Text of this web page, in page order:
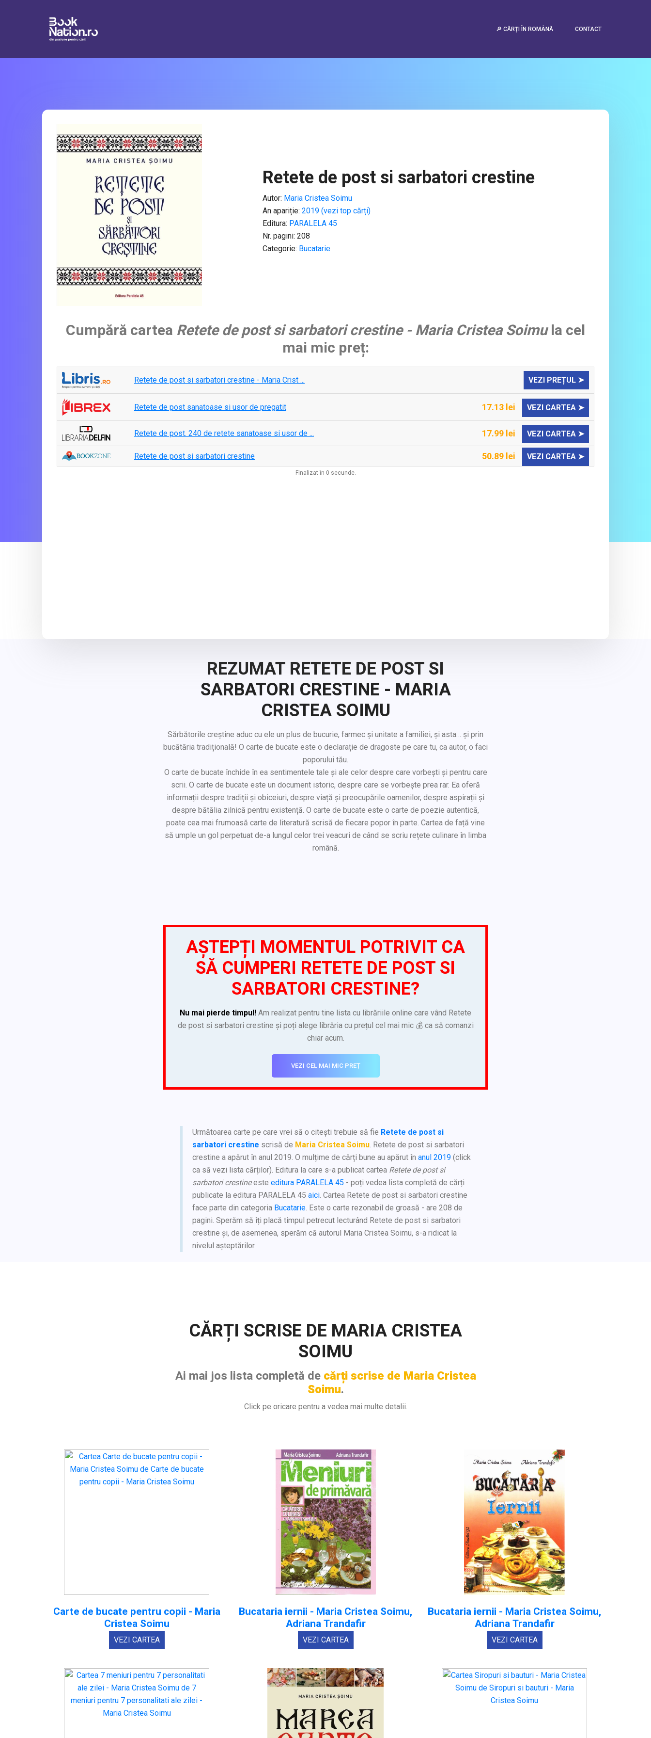
🔎 CĂRȚI ÎN ROMÂNĂ CONTACT
Retete de post si sarbatori crestine
Autor: Maria Cristea Soimu
An apariție: 2019 (vezi top cărți)
Editura: PARALELA 45
Nr. pagini: 208
Categorie: Bucatarie
Cumpără cartea Retete de post si sarbatori crestine - Maria Cristea Soimula cel
mai mic preț:
Retete de post si sarbatori crestine - Maria Crist ... VEZI PREȚUL ➤
Retete de post sanatoase si usor de pregatit 17.13 lei VEZI CARTEA ➤
Retete de post. 240 de retete sanatoase si usor de ... 17.99 lei VEZI CARTEA ➤
Retete de post si sarbatori crestine 50.89 lei VEZI CARTEA ➤
Finalizat în 0 secunde.
REZUMAT RETETE DE POST SI
SARBATORI CRESTINE - MARIA
CRISTEA SOIMU
Sărbătorile creștine aduc cu ele un plus de bucurie, farmec și unitate a familiei, și asta… și prin
bucătăria tradițională! O carte de bucate este o declarație de dragoste pe care tu, ca autor, o faci
poporului tău.
O carte de bucate închide în ea sentimentele tale și ale celor despre care vorbești și pentru care
scrii. O carte de bucate este un document istoric, despre care se vorbește prea rar. Ea oferă
informații despre tradiții și obiceiuri, despre viață și preocupările oamenilor, despre aspirații și
despre bătălia zilnică pentru existență. O carte de bucate este o carte de poezie autentică,
poate cea mai frumoasă carte de literatură scrisă de fiecare popor în parte. Cartea de față vine
să umple un gol perpetuat de-a lungul celor trei veacuri de când se scriu rețete culinare în limba
română.
AȘTEPȚI MOMENTUL POTRIVIT CA
SĂ CUMPERI RETETE DE POST SI
SARBATORI CRESTINE?
Nu mai pierde timpul! Am realizat pentru tine lista cu librăriile online care vând Retete
de post si sarbatori crestine și poți alege librăria cu prețul cel mai mic 💰 ca să comanzi
chiar acum.
VEZI CEL MAI MIC PREȚ
Următoarea carte pe care vrei să o citești trebuie să fie Retete de post si
sarbatori crestine scrisă de Maria Cristea Soimu. Retete de post si sarbatori
crestine a apărut în anul 2019. O mulțime de cărți bune au apărut în anul 2019 (click
ca să vezi lista cărților). Editura la care s-a publicat cartea Retete de post si
sarbatori crestineeste editura PARALELA 45 - poți vedea lista completă de cărți
publicate la editura PARALELA 45 aici. Cartea Retete de post si sarbatori crestine
face parte din categoria Bucatarie. Este o carte rezonabil de groasă - are 208 de
pagini. Sperăm să îți placă timpul petrecut lecturând Retete de post si sarbatori
crestine și, de asemenea, sperăm că autorul Maria Cristea Soimu, s-a ridicat la
nivelul așteptărilor.
CĂRȚI SCRISE DE MARIA CRISTEA
SOIMU
Ai mai jos lista completă de cărți scrise de Maria Cristea
Soimu.
Click pe oricare pentru a vedea mai multe detalii.
Carte de bucate pentru copii - Maria
Cristea Soimu
VEZI CARTEA
Bucataria iernii - Maria Cristea Soimu,
Adriana Trandafir
VEZI CARTEA
Bucataria iernii - Maria Cristea Soimu,
Adriana Trandafir
VEZI CARTEA